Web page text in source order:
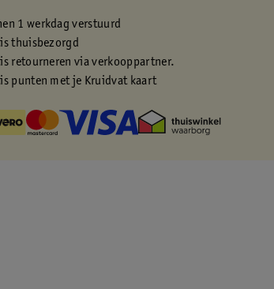
1 werkdag verstuurd
thuisbezorgd
retourneren via verkooppartner.
punten met je Kruidvat kaart